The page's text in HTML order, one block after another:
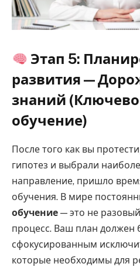
Этап 5:
развития —
знаний
обучение)
После того как вы
гипотез и выбрали
направление, пришло
обучения. В мире
обучение — это не
процесс. Ваш план должен
сфокусированным
которые необходимы для